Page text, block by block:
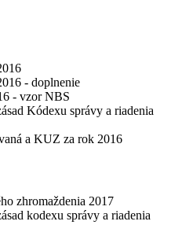
- doplnenie
- vzor NBS
Kódexu správy a riadenia
a KUZ za rok 2016
zhromaždenia 2017
kodexu správy a riadenia